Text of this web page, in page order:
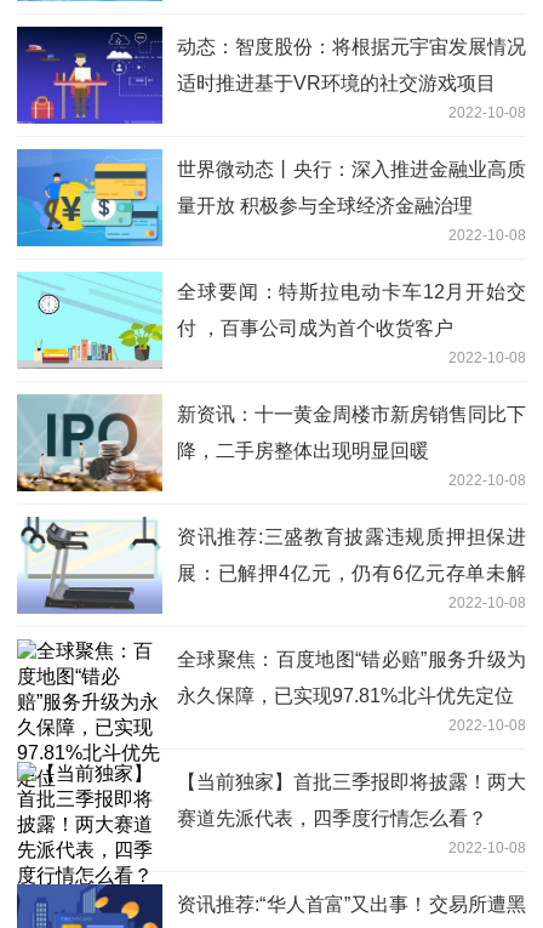
动态：智度股份：将根据元宇宙发展情况
适时推进基于VR环境的社交游戏项目
2022-10-08
世界微动态丨央行：深入推进金融业高质
量开放 积极参与全球经济金融治理
2022-10-08
全球要闻：特斯拉电动卡车12月开始交
付 ，百事公司成为首个收货客户
2022-10-08
新资讯：十一黄金周楼市新房销售同比下
降，二手房整体出现明显回暖
2022-10-08
资讯推荐:三盛教育披露违规质押担保进
展：已解押4亿元，仍有6亿元存单未解
2022-10-08
全球聚焦：百度地图“错必赔”服务升级为
永久保障，已实现97.81%北斗优先定位
2022-10-08
【当前独家】首批三季报即将披露！两大
赛道先派代表，四季度行情怎么看？
2022-10-08
资讯推荐:“华人首富”又出事！交易所遭黑